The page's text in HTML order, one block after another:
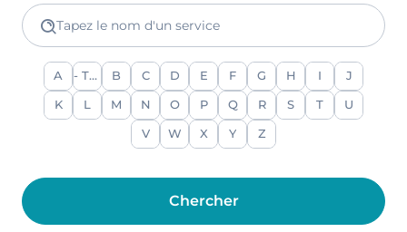
Tapez le nom d'un service
A - Tout -B C D E F G H J
K M N O P Q R S T U
V W X Y Z